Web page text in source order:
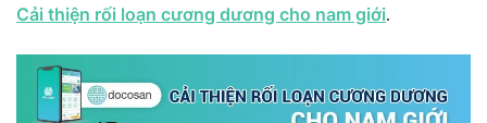
Cải thiện rối loạn cương dương cho nam giới.